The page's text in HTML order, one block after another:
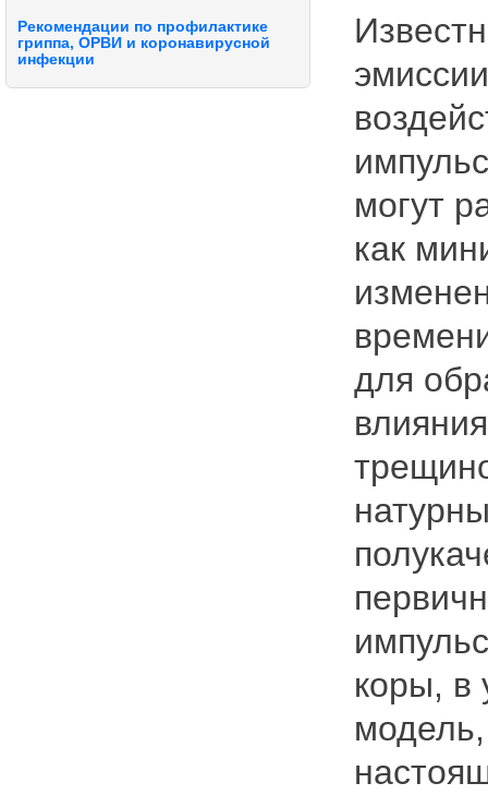
Рекомендации по профилактике
гриппа, ОРВИ и коронавирусной
инфекции
могут
как
для
коры, в